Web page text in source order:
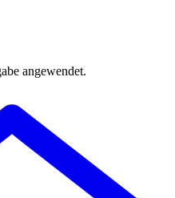
angewendet.